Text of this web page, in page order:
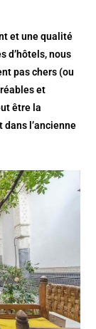
et une qualité
d’hôtels, nous
pas chers (ou
et
être la
dans l’ancienne